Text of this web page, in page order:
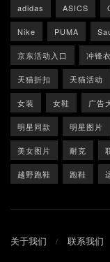
adidas ASICS
Nike PUMA
京东活动入口 冲锋衣
天猫折扣 天猫活动
女装 女鞋 广告
明星同款 明星图片
美女图片 耐克
越野跑鞋 跑鞋
关于我们 联系我们